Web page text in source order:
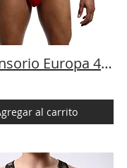
Suspensorio Europa 4 colores
al carrito